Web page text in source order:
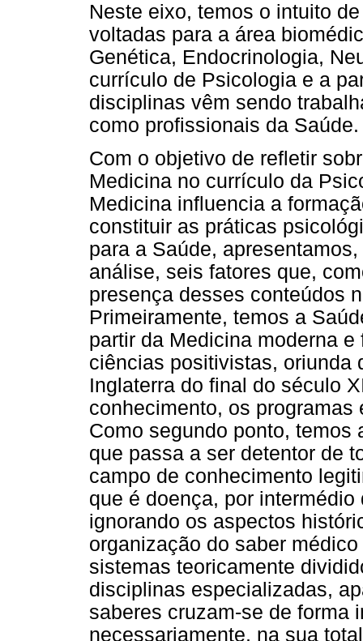
Neste eixo, temos o intuito
voltadas para a área
Genética, Endocrinologia,
currículo de Psicologia e a
disciplinas vêm sendo
como profissionais da Saúde.
Com o objetivo de refletir
Medicina no currículo da
Medicina influencia a
constituir as práticas
para a Saúde,
análise, seis fatores que,
presença desses conteúdos
Primeiramente, temos a
partir da Medicina moderna
ciências positivistas, oriunda
Inglaterra do final do século
conhecimento, os
Como segundo ponto,
que passa a ser detentor de
campo de conhecimento
que é doença, por
ignorando os aspectos
organização do saber
sistemas teoricamente
disciplinas especializadas,
saberes cruzam-se de forma
necessariamente, na sua